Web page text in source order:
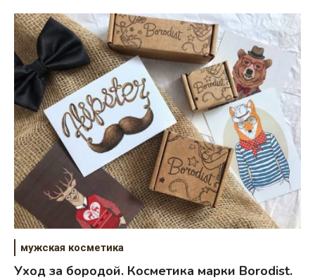
мужская косметика
Уход за бородой. Косметика марки Borodist.